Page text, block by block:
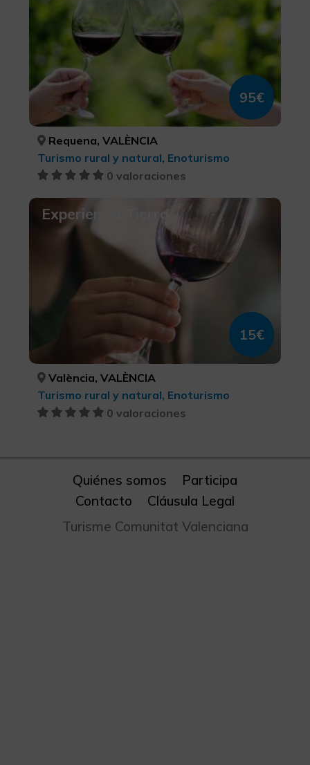
95€
Requena, VALÈNCIA
Turismo rural y natural, Enoturismo
0 valoraciones
Experiencia Tierra
15€
València, VALÈNCIA
Turismo rural y natural, Enoturismo
0 valoraciones
Quiénes somos
Participa
Contacto
Cláusula Legal
Turisme Comunitat Valenciana